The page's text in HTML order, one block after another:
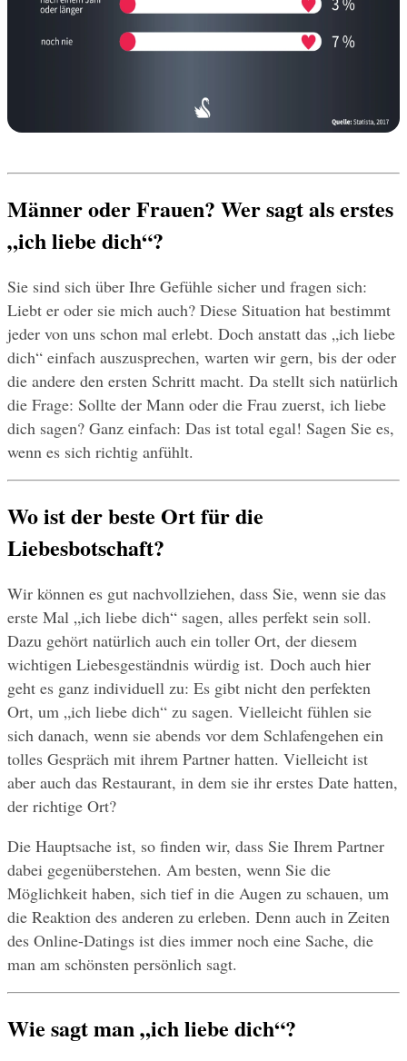
Männer oder Frauen? Wer sagt als erstes
„ich liebe dich“?
Sie sind sich über Ihre Gefühle sicher und fragen sich:
Liebt er oder sie mich auch? Diese Situation hat bestimmt
jeder von uns schon mal erlebt. Doch anstatt das „ich liebe
dich“ einfach auszusprechen, warten wir gern, bis der oder
die andere den ersten Schritt macht. Da stellt sich natürlich
die Frage: Sollte der Mann oder die Frau zuerst, ich liebe
dich sagen? Ganz einfach: Das ist total egal! Sagen Sie es,
wenn es sich richtig anfühlt.
Wo ist der beste Ort für die
Liebesbotschaft?
Wir können es gut nachvollziehen, dass Sie, wenn sie das
erste Mal „ich liebe dich“ sagen, alles perfekt sein soll.
Dazu gehört natürlich auch ein toller Ort, der diesem
wichtigen Liebesgeständnis würdig ist. Doch auch hier
geht es ganz individuell zu: Es gibt nicht den perfekten
Ort, um „ich liebe dich“ zu sagen. Vielleicht fühlen sie
sich danach, wenn sie abends vor dem Schlafengehen ein
tolles Gespräch mit ihrem Partner hatten. Vielleicht ist
aber auch das Restaurant, in dem sie ihr erstes Date hatten,
der richtige Ort?
Die Hauptsache ist, so finden wir, dass Sie Ihrem Partner
dabei gegenüberstehen. Am besten, wenn Sie die
Möglichkeit haben, sich tief in die Augen zu schauen, um
die Reaktion des anderen zu erleben. Denn auch in Zeiten
des Online-Datings ist dies immer noch eine Sache, die
man am schönsten persönlich sagt.
Wie sagt man „ich liebe dich“?